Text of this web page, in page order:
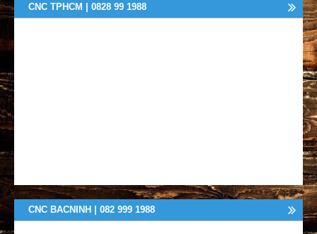
CNC TPHCM | 0828 99 1988
CNC BACNINH | 082 999 1988